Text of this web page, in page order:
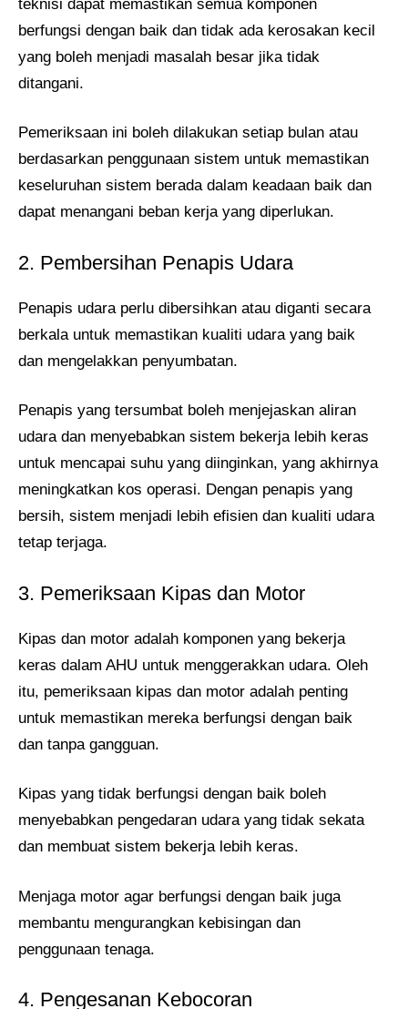
teknisi dapat memastikan semua komponen
berfungsi dengan baik dan tidak ada kerosakan kecil
yang boleh menjadi masalah besar jika tidak
ditangani.
Pemeriksaan ini boleh dilakukan setiap bulan atau
berdasarkan penggunaan sistem untuk memastikan
keseluruhan sistem berada dalam keadaan baik dan
dapat menangani beban kerja yang diperlukan.
2. Pembersihan Penapis Udara
Penapis udara perlu dibersihkan atau diganti secara
berkala untuk memastikan kualiti udara yang baik
dan mengelakkan penyumbatan.
Penapis yang tersumbat boleh menjejaskan aliran
udara dan menyebabkan sistem bekerja lebih keras
untuk mencapai suhu yang diinginkan, yang akhirnya
meningkatkan kos operasi. Dengan penapis yang
bersih, sistem menjadi lebih efisien dan kualiti udara
tetap terjaga.
3. Pemeriksaan Kipas dan Motor
Kipas dan motor adalah komponen yang bekerja
keras dalam AHU untuk menggerakkan udara. Oleh
itu, pemeriksaan kipas dan motor adalah penting
untuk memastikan mereka berfungsi dengan baik
dan tanpa gangguan.
Kipas yang tidak berfungsi dengan baik boleh
menyebabkan pengedaran udara yang tidak sekata
dan membuat sistem bekerja lebih keras.
Menjaga motor agar berfungsi dengan baik juga
membantu mengurangkan kebisingan dan
penggunaan tenaga.
4. Pengesanan Kebocoran